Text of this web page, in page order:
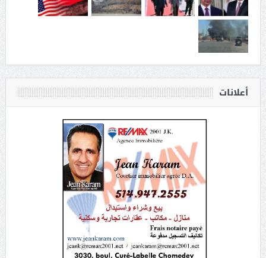
أعلانات